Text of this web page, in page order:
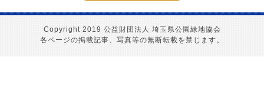
Copyright 2019 公益財団法人 埼玉県公園緑地協会
各ページの掲載記事、写真等の無断転載を禁じます。